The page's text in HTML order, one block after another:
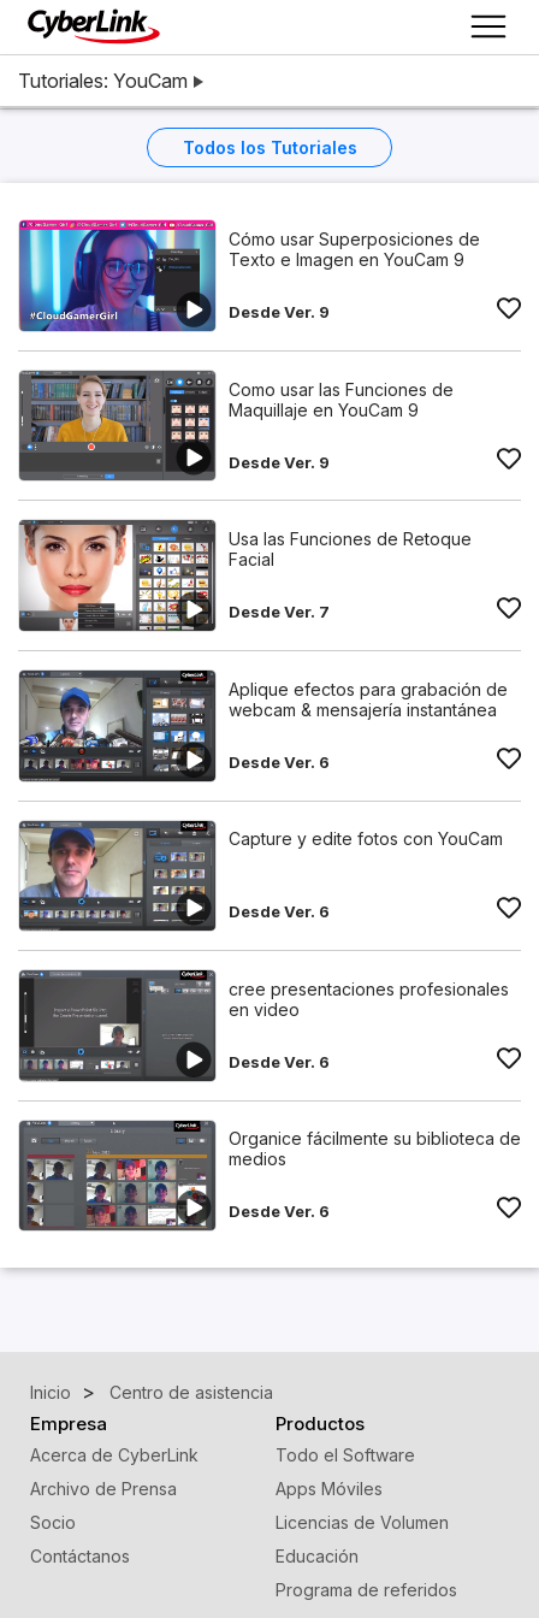
Tutoriales: YouCam
Todos los Tutoriales
Cómo usar Superposiciones de
Texto e Imagen en YouCam 9
Desde Ver. 9
Como usar las Funciones de
Maquillaje en YouCam 9
Desde Ver. 9
Usa las Funciones de Retoque
Facial
Desde Ver. 7
Aplique efectos para grabación de
webcam & mensajería instantánea
Desde Ver. 6
Capture y edite fotos con YouCam
Desde Ver. 6
cree presentaciones profesionales
en video
Desde Ver. 6
Organice fácilmente su biblioteca de
medios
Desde Ver. 6
Inicio Centro de asistencia
Empresa
Acerca de CyberLink
Archivo de Prensa
Socio
Contáctanos
Productos
Todo el Software
Apps Móviles
Licencias de Volumen
Educación
Programa de referidos